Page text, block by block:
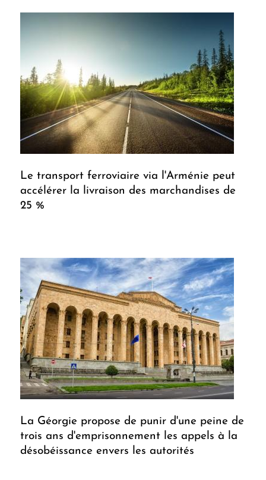
Le transport ferroviaire via l'Arménie peut
accélérer la livraison des marchandises de
25 %
La Géorgie propose de punir d'une peine de
trois ans d'emprisonnement les appels à la
désobéissance envers les autorités